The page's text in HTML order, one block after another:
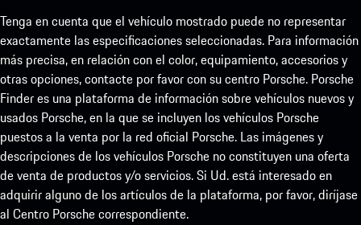
Tenga en cuenta que el vehículo mostrado puede no representar
exactamente las especificaciones seleccionadas. Para información
más precisa, en relación con el color, equipamiento, accesorios y
otras opciones, contacte por favor con su centro Porsche. Porsche
Finder es una plataforma de información sobre vehículos nuevos y
usados Porsche, en la que se incluyen los vehículos Porsche
puestos a la venta por la red oficial Porsche. Las imágenes y
descripciones de los vehículos Porsche no constituyen una oferta
de venta de productos y/o servicios. Si Ud. está interesado en
adquirir alguno de los artículos de la plataforma, por favor, diríjase
al Centro Porsche correspondiente.